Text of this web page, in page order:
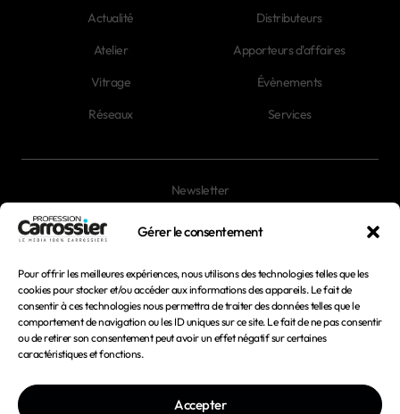
Gérer le consentement
Pour offrir les meilleures expériences, nous utilisons des technologies telles que les
cookies pour stocker et/ou accéder aux informations des appareils. Le fait de
consentir à ces technologies nous permettra de traiter des données telles que le
comportement de navigation ou les ID uniques sur ce site. Le fait de ne pas consentir
ou de retirer son consentement peut avoir un effet négatif sur certaines
caractéristiques et fonctions.
Accepter
Actualité
Atelier
Vitrage
Réseaux
Distributeurs
Apporteurs d'affaires
Évènements
Services
Newsletter
Mentions légales
Conditions générales d'utilisation
Conditions générales de vente